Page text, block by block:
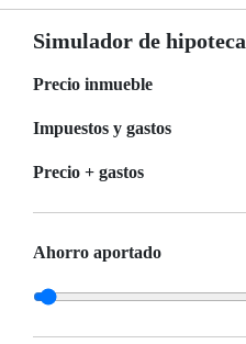
Simulador de hipoteca
Precio inmueble
Impuestos y gastos
Precio + gastos
Ahorro aportado